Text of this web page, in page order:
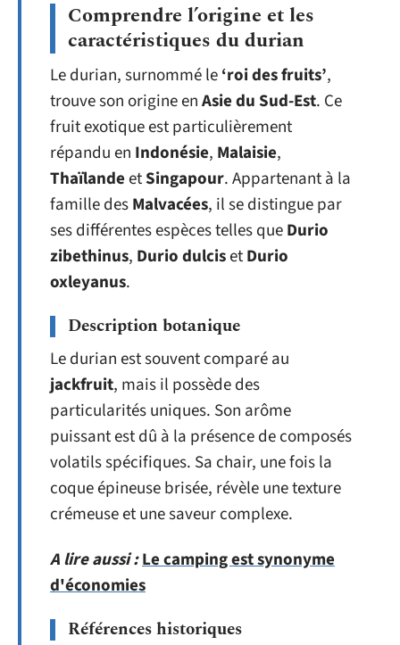
Comprendre l’origine et les
caractéristiques du durian
Le durian, surnommé le‘roi des fruits’,
trouve son origine enAsie du Sud-Est. Ce
fruit exotique est particulièrement
répandu en Indonésie, Malaisie,
ThaïlandeetSingapour. Appartenant à la
famille desMalvacées, il se distingue par
ses différentes espèces telles queDurio
zibethinus, Durio dulcisetDurio
oxleyanus.
Description botanique
Le durian est souvent comparé au
jackfruit, mais il possède des
particularités uniques. Son arôme
puissant est dû à la présence de composés
volatils spécifiques. Sa chair, une fois la
coque épineuse brisée, révèle une texture
crémeuse et une saveur complexe.
A lire aussi :Le camping est synonyme
d'économies
Références historiques